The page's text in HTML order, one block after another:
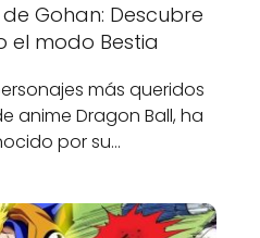
Gohan: Descubre
el modo Bestia
más queridos
anime Dragon Ball, ha
por su…